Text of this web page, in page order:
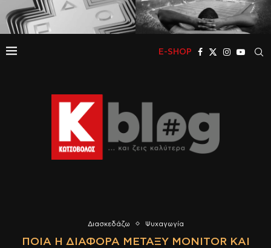
E-SHOP
Διασκεδάζω Ψυχαγωγία
ΠΟΙΑ Η ΔΙΑΦΟΡΆ ΜΕΤΑΞΎ MONITOR ΚΑΙ